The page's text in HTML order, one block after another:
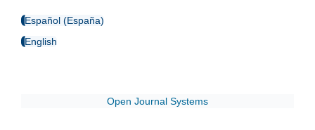
Español (España)
English
Open Journal Systems